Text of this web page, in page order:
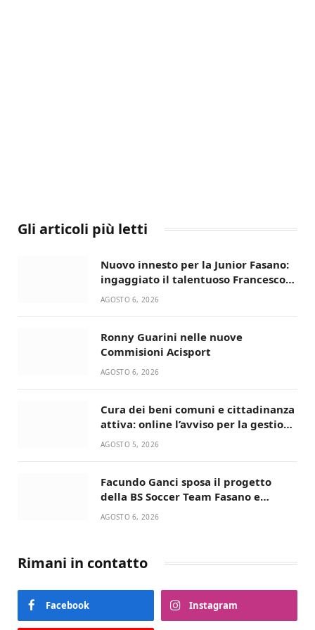
Gli articoli più letti
Nuovo innesto per la Junior Fasano:
ingaggiato il talentuoso Francesco
Lupo Timini
AGOSTO 6, 2026
Ronny Guarini nelle nuove
Commisioni Acisport
AGOSTO 6, 2026
Cura dei beni comuni e cittadinanza
attiva: online l’avviso per la gestione
condivisa della Villetta di Laureto
AGOSTO 5, 2026
Facundo Ganci sposa il progetto
della BS Soccer Team Fasano e
ritorna in campo
AGOSTO 6, 2026
Rimani in contatto
Facebook Instagram